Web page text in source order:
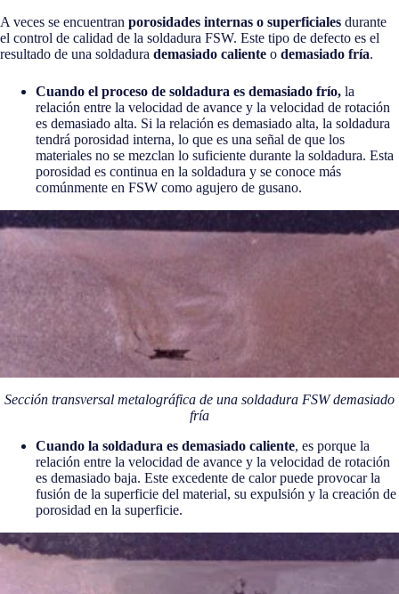
A veces se encuentran porosidades internas o superficiales durante
el control de calidad de la soldadura FSW. Este tipo de defecto es el
resultado de una soldadura demasiado caliente o demasiado fría.
Cuando el proceso de soldadura es demasiado frío, la
relación entre la velocidad de avance y la velocidad de rotación
es demasiado alta. Si la relación es demasiado alta, la soldadura
tendrá porosidad interna, lo que es una señal de que los
materiales no se mezclan lo suficiente durante la soldadura. Esta
porosidad es continua en la soldadura y se conoce más
comúnmente en FSW como agujero de gusano.
Sección transversal metalográfica de una soldadura FSW demasiado
fría
Cuando la soldadura es demasiado caliente, es porque la
relación entre la velocidad de avance y la velocidad de rotación
es demasiado baja. Este excedente de calor puede provocar la
fusión de la superficie del material, su expulsión y la creación de
porosidad en la superficie.